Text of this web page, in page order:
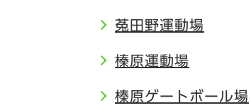
菟田野運動場
榛原運動場
榛原ゲートボール場